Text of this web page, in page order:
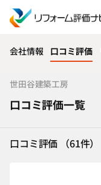
会社情報 口コミ評価
世田谷建築工房
口コミ評価一覧
口コミ評価 （61件）